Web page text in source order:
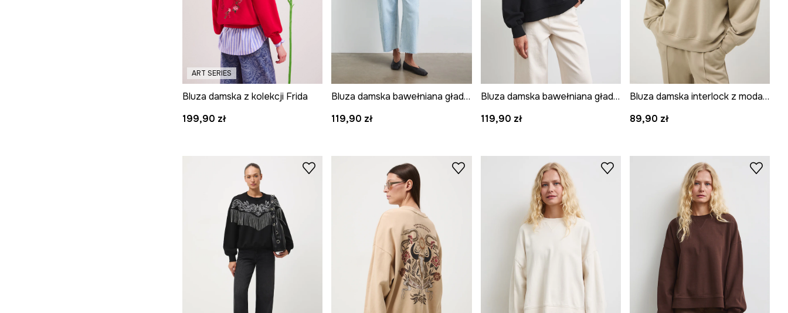
ART SERIES
Bluza damska z kolekcji Frida
199,90 zł
Bluza damska bawełniana gładka
119,90 zł
Bluza damska bawełniana gładka
119,90 zł
Bluza damska interlock z modalem gładka
89,90 zł